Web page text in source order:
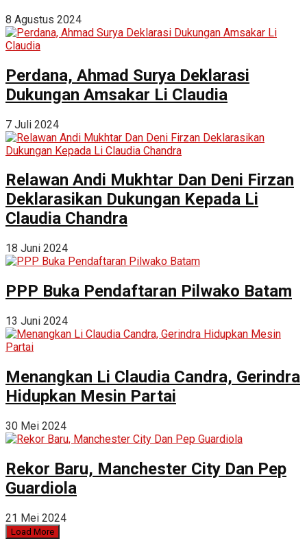
8 Agustus 2024
Perdana, Ahmad Surya Deklarasi
Dukungan Amsakar Li Claudia
7 Juli 2024
Relawan Andi Mukhtar Dan Deni Firzan
Deklarasikan Dukungan Kepada Li
Claudia Chandra
18 Juni 2024
PPP Buka Pendaftaran Pilwako Batam
13 Juni 2024
Menangkan Li Claudia Candra, Gerindra
Hidupkan Mesin Partai
30 Mei 2024
Rekor Baru, Manchester City Dan Pep
Guardiola
21 Mei 2024
Load More